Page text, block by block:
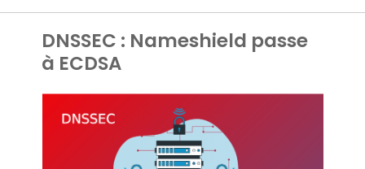
DNSSEC : Nameshield passe
à ECDSA